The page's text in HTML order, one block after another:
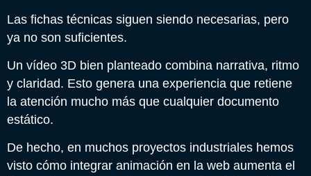
Las fichas técnicas siguen siendo necesarias, pero
ya no son suficientes.
Un vídeo 3D bien planteado combina narrativa, ritmo
y claridad. Esto genera una experiencia que retiene
la atención mucho más que cualquier documento
estático.
De hecho, en muchos proyectos industriales hemos
visto cómo integrar animación en la web aumenta el